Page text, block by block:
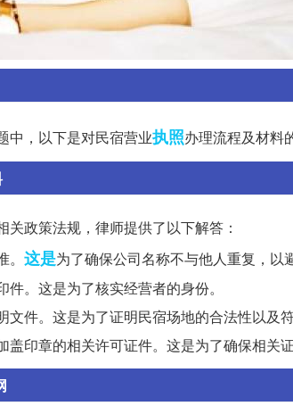
中，以下是对民宿营业执照办理流程及材料
政策法规，律师提供了以下解答：
这是为了确保公司名称不与他人重复，以
。这是为了核实经营者的身份。
件。这是为了证明民宿场地的合法性以及符
印章的相关许可证件。这是为了确保相关